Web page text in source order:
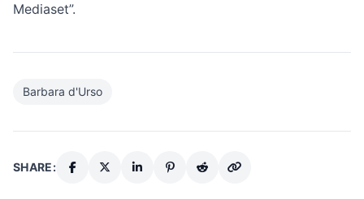
Mediaset”.
Barbara d'Urso
SHARE: